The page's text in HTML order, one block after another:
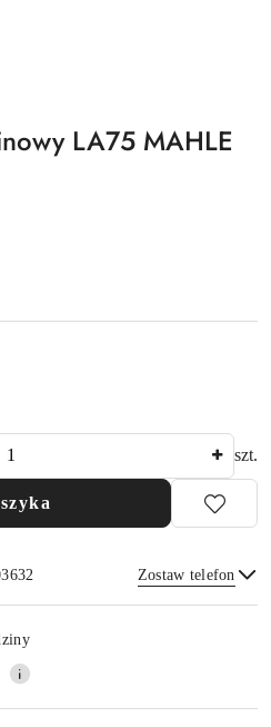
LA75 MAHLE
szt.
Zostaw telefon